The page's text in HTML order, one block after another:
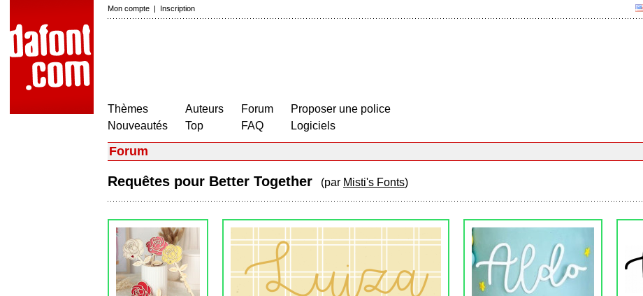
Mon compte | Inscription
Thèmes
Nouveautés
Auteurs
Top
Forum
FAQ
Proposer une police
Logiciels
Forum
Requêtes pour Better Together (par Misti's Fonts)